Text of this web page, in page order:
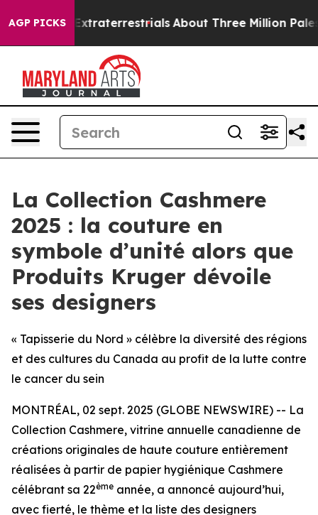
AGP PICKS
for Extraterrestrials About Three Million
La Collection Cashmere
2025 : la couture en
symbole d’unité alors que
Produits Kruger dévoile
ses designers
« Tapisserie du Nord » célèbre la diversité des régions
et des cultures du Canada au profit de la lutte contre
le cancer du sein
MONTRÉAL, 02 sept. 2025 (GLOBE NEWSWIRE) -- La
Collection Cashmere, vitrine annuelle canadienne de
créations originales de haute couture entièrement
réalisées à partir de papier hygiénique Cashmere
célébrant sa 22ème année, a annoncé aujourd’hui,
avec fierté, le thème et la liste des designers